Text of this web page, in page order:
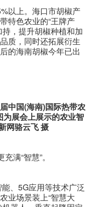
以上。海口市胡椒产
特色农业的“王牌产
，提升胡椒种植和加
质，同时还拓展衍生
的海南胡椒今年已出
中国(海南)国际热带农
展会上展示的农业智
网骆云飞 摄
满“智慧”。
、5G应用等技术广泛
业场景装上“智慧大